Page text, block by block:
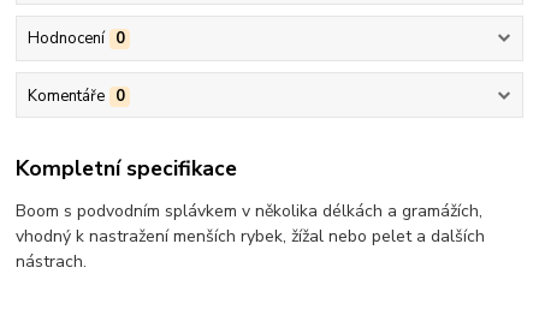
Hodnocení 0
Komentáře 0
Kompletní specifikace
Boom s podvodním splávkem v několika délkách a gramážích,
vhodný k nastražení menších rybek, žížal nebo pelet a dalších
nástrach.